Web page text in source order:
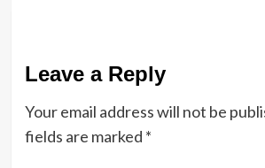
Leave a Reply
Your email address will not be
fields are marked *